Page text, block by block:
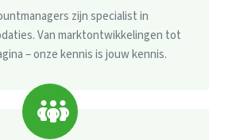
zijn specialist in
Van marktontwikkelingen tot
– onze kennis is jouw kennis.